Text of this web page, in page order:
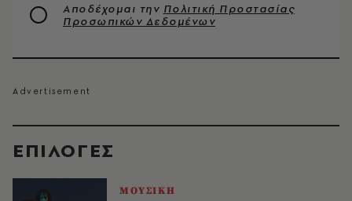
EΠΙΛΟΓΈΣ
ΜΟΥΣΙΚΗ
Αποδέχομαι την Πολιτική Προστασίας
Προσωπικών Δεδομένων